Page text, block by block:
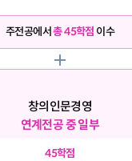
주전공에서총 45학점 이수
창의인문경영
연계전공 중 일부
45학점